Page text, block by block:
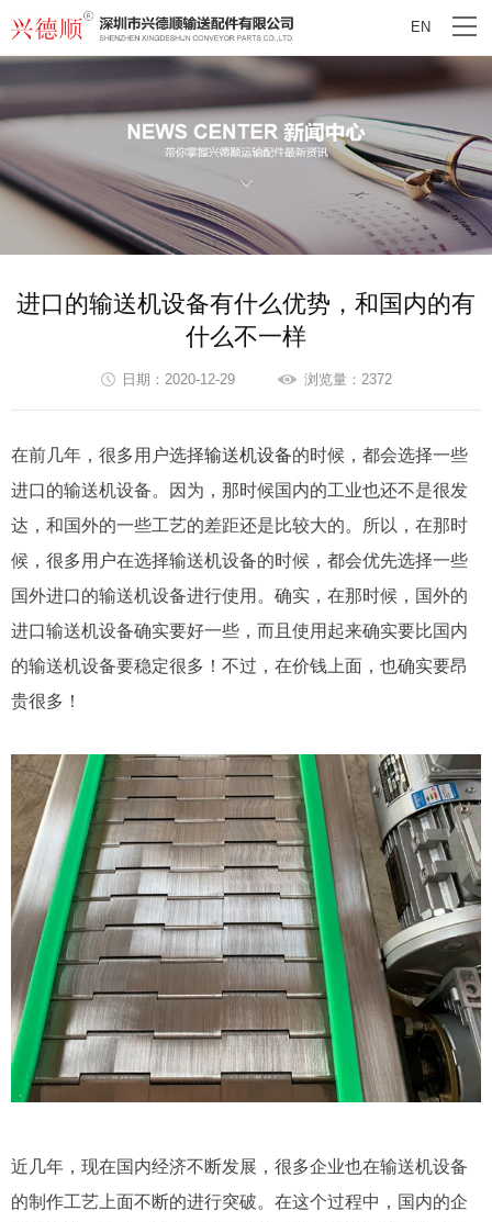
EN
进口的输送机设备有什么优势，和国内的有
什么不一样
日期：2020-12-29 浏览量：2372
在前几年，很多用户选择输送机设备的时候，都会选择一些
进口的输送机设备。因为，那时候国内的工业也还不是很发
达，和国外的一些工艺的差距还是比较大的。所以，在那时
候，很多用户在选择输送机设备的时候，都会优先选择一些
国外进口的输送机设备进行使用。确实，在那时候，国外的
进口输送机设备确实要好一些，而且使用起来确实要比国内
的输送机设备要稳定很多！不过，在价钱上面，也确实要昂
贵很多！
近几年，现在国内经济不断发展，很多企业也在输送机设备
的制作工艺上面不断的进行突破。在这个过程中，国内的企